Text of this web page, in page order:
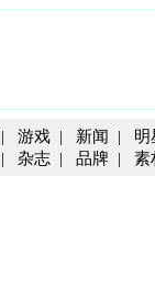
| 游戏 | 新闻 | 明
| 杂志 | 品牌 | 素